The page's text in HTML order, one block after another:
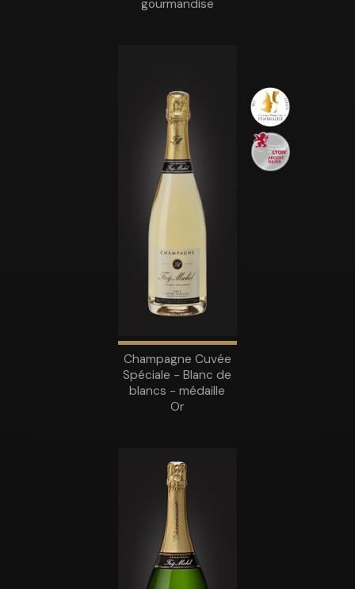
gourmandise
Champagne Cuvée
Spéciale - Blanc de
blancs - médaille
Or